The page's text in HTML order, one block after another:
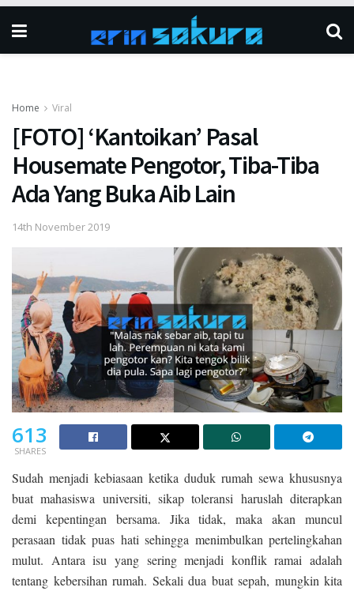
Home Viral
[FOTO] ‘Kantoikan’ Pasal
Housemate Pengotor, Tiba-Tiba
Ada Yang Buka Aib Lain
14th November 2019
613
SHARES
Sudah menjadi kebiasaan ketika duduk rumah sewa khususnya
buat mahasiswa universiti, sikap toleransi haruslah diterapkan
demi kepentingan bersama. Jika tidak, maka akan muncul
perasaan tidak puas hati sehingga menimbulkan pertelingkahan
mulut. Antara isu yang sering menjadi konflik ramai adalah
tentang kebersihan rumah. Sekali dua buat sepah, mungkin kita